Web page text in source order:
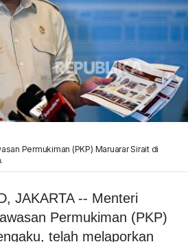
Permukiman (PKP) Maruarar Sirait di
JAKARTA -- Menteri
Permukiman (PKP)
telah melaporkan